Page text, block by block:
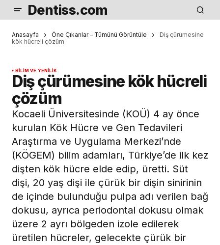
Dentiss.com
Anasayfa Öne Çıkanlar – Tümünü Görüntüle
Diş çürümesine
kök hücreli çözüm
BILIM VE YENILIK
Diş çürümesine kök hücreli
çözüm
Kocaeli Üniversitesinde (KOÜ) 4 ay önce
kurulan Kök Hücre ve Gen Tedavileri
Araştırma ve Uygulama Merkezi’nde
(KÖGEM) bilim adamları, Türkiye’de ilk kez
dişten kök hücre elde edip, üretti. Süt
dişi, 20 yaş dişi ile çürük bir dişin sinirinin
de içinde bulunduğu pulpa adı verilen bağ
dokusu, ayrıca periodontal dokusu olmak
üzere 2 ayrı bölgeden izole edilerek
üretilen hücreler, gelecekte çürük bir